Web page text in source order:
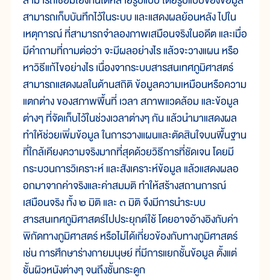
สามารถเก็บบันทึกไว้ในระบบ และแสดงผลย้อนหลัง ไปใน
เหตุการณ์ ที่สามารถจำลองภาพเสมือนจริงในอดีต และเมื่อ
มีคำถามที่ถามต่อว่า จะมีผลอย่างไร แล้วจะวางแผน หรือ
หาวิธีแก้ไขอย่างไร เนื่องจากระบบสารสนเทศภูมิศาสตร์
สามารถแสดงผลในด้านสถิติ ข้อมูลความเหมือนหรือความ
แตกต่าง ของสภาพพื้นที่ เวลา สภาพแวดล้อม และข้อมูล
ต่างๆ ที่จัดเก็บไว้ในช่วงเวลาต่างๆ กัน แล้วนำมาแสดงผล
ทำให้ช่วยเพิ่มข้อมูล ในการวางแผนและตัดสินใจบนพื้นฐาน
ที่ใกล้เคียงความจริงมากที่สุดด้วยวิธีการที่ชัดเจน โดยมี
กระบวนการวิเคราะห์ และสังเคราะห์ข้อมูล แล้วแสดงผลอ
อกมาจากค่าจริงและค่าสมมติ ทำให้สร้างสถานการณ์
เสมือนจริง ทั้ง ๒ มิติ และ ๓ มิติ จึงมีการนำระบบ
สารสนเทศภูมิศาสตร์ไปประยุกต์ใช้ โดยอาจอ้างอิงกับค่า
พิกัดทางภูมิศาสตร์ หรือไม่ได้เกี่ยวข้องกับทางภูมิศาสตร์
เช่น การศึกษาร่างกายมนุษย์ ที่มีการแยกชั้นข้อมูล ตั้งแต่
ชั้นผิวหนังต่างๆ จนถึงชั้นกระดูก